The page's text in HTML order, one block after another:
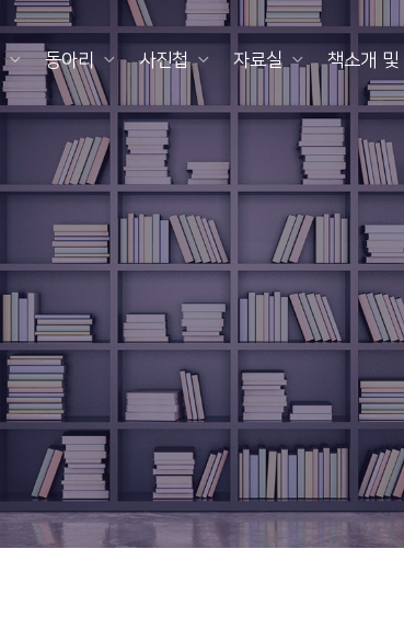
동아리 사진첩 자료실 책소개 및